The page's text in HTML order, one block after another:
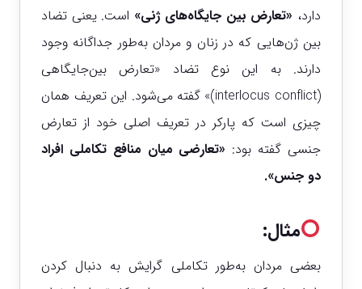
دارد، «تعارض بین جایگاه‌های ژنی» است. یعنی تضاد
بین ژن‌هایی که در زنان و مردان به‌طور جداگانه وجود
دارند. به این نوع تضاد «تعارض بین‌جایگاهی
(interlocus conflict)» گفته می‌شود.
این تعریف همان
چیزی است که پارکر در تعریف اصلی خود از تعارض
جنسی گفته بود: «تعارضی میان منافع تکاملی افراد
دو جنس».
مثال:
بعضی مردان به‌طور تکاملی گرایش به دنبال کردن